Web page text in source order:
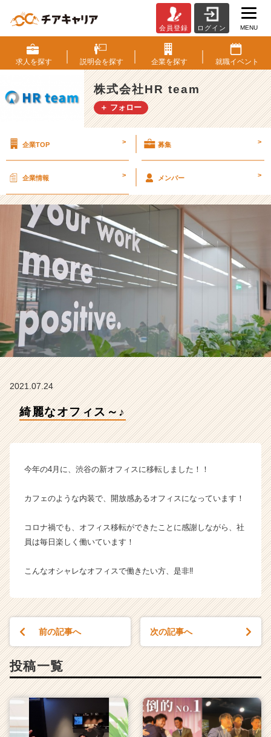
麗
な
オ
フ
ィ
ス
式
H
R
t
e
m
の
タ
ム
ラ
イ
ン】
ャ
企
ら
カ
ウ
が
活
ア
キ
リ
ア
会員登録 ログイン MENU
求人を探す 説明会を探す 企業を探す 就職イベント
株式会社HR team
＋ フォロー
企業TOP > 募集 >
企業情報 > メンバー >
2021.07.24
綺麗なオフィス～♪
今年の4月に、渋谷の新オフィスに移転しました！！
カフェのような内装で、開放感あるオフィスになっています！
コロナ禍でも、オフィス移転ができたことに感謝しながら、社
員は毎日楽しく働いています！
こんなオシャレなオフィスで働きたい方、是非‼︎
前の記事へ 次の記事へ
投稿一覧